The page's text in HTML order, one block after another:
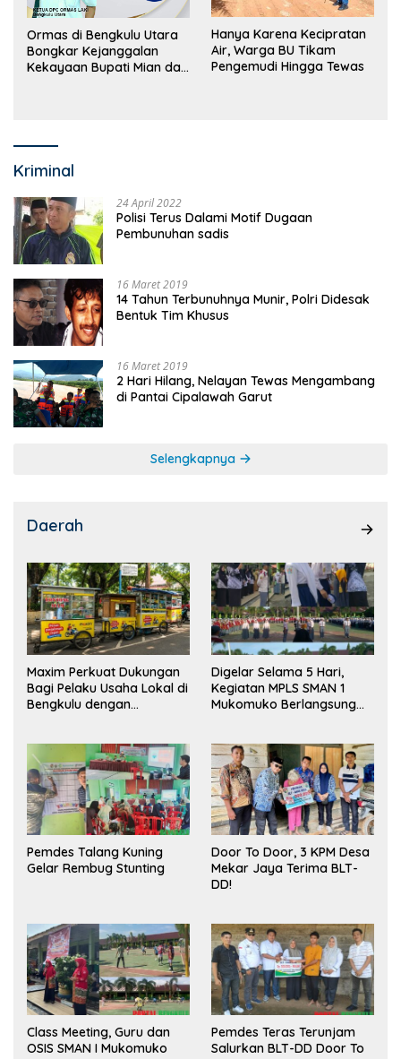
Ormas di Bengkulu Utara
Bongkar Kejanggalan
Kekayaan Bupati Mian dan
Hanya Karena Kecipratan
Air, Warga BU Tikam
Pengemudi Hingga Tewas
Kriminal
24 April 2022
Polisi Terus Dalami Motif Dugaan
Pembunuhan sadis
16 Maret 2019
14 Tahun Terbunuhnya Munir, Polri Didesak
Bentuk Tim Khusus
16 Maret 2019
2 Hari Hilang, Nelayan Tewas Mengambang
di Pantai Cipalawah Garut
Selengkapnya
Daerah
Maxim Perkuat Dukungan
Bagi Pelaku Usaha Lokal di
Bengkulu dengan
Pasar
Digelar Selama 5 Hari,
Kegiatan MPLS SMAN 1
Mukomuko Berlangsung
Pemdes Talang Kuning
Gelar Rembug Stunting
Door To Door, 3 KPM Desa
Mekar Jaya Terima BLT-
DD!
Class Meeting, Guru dan
OSIS SMAN I Mukomuko
Pemdes Teras Terunjam
Salurkan BLT-DD Door To